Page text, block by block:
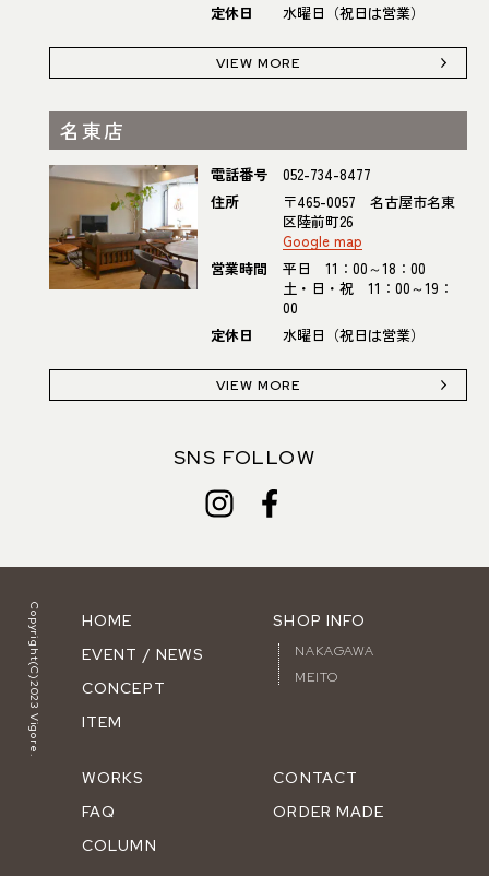
定休日
水曜日（祝日は営業）
VIEW MORE
名東店
電話番号
052-734-8477
住所
〒465-0057 名古屋市名東
区陸前町26
Google map
営業時間
平日 11：00～18：00
土・日・祝 11：00～19：
00
定休日
水曜日（祝日は営業）
VIEW MORE
SNS FOLLOW
Copyright(C)2023 Vigore.
HOME
EVENT / NEWS
CONCEPT
ITEM
SHOP INFO
NAKAGAWA
MEITO
WORKS
FAQ
COLUMN
CONTACT
ORDER MADE